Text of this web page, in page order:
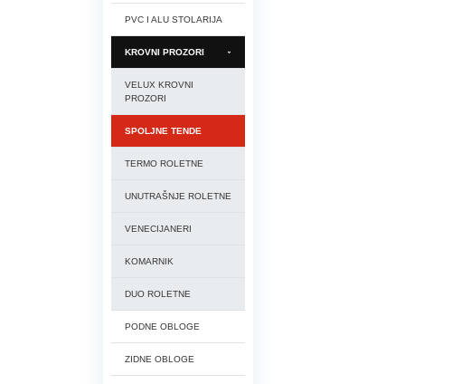
PVC I ALU STOLARIJA
KROVNI PROZORI
VELUX KROVNI
PROZORI
SPOLJNE TENDE
TERMO ROLETNE
UNUTRAŠNJE ROLETNE
VENECIJANERI
KOMARNIK
DUO ROLETNE
PODNE OBLOGE
ZIDNE OBLOGE